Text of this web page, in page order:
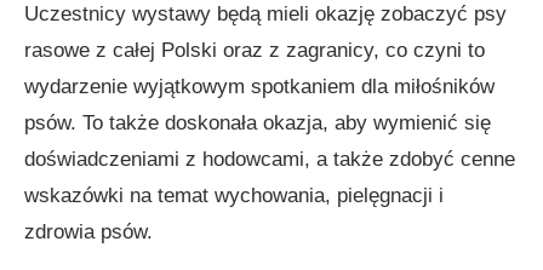
Uczestnicy wystawy będą mieli okazję zobaczyć psy
rasowe z całej Polski oraz z zagranicy, co czyni to
wydarzenie wyjątkowym spotkaniem dla miłośników
psów. To także doskonała okazja, aby wymienić się
doświadczeniami z hodowcami, a także zdobyć cenne
wskazówki na temat wychowania, pielęgnacji i
zdrowia psów.